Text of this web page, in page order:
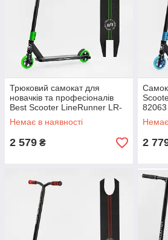
Трюковий самокат для
новачків та професіоналів
Best Scooter LineRunner LR-
65215 Чорний / Зелений
Самокат посилений
Немає в наявності
2 579 ₴
Немає
2